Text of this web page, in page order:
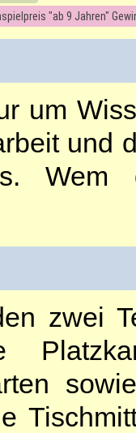
"ab 9 Jahren"
um
und
zwei